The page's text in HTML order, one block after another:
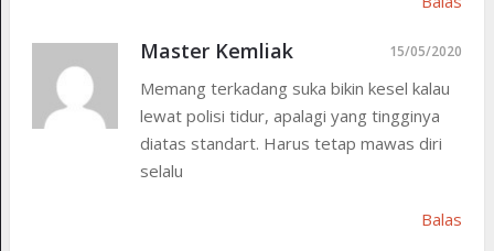
Master Kemliak 15/05/2020
Memang terkadang suka bikin kesel kalau
lewat polisi tidur, apalagi yang tingginya
diatas standart. Harus tetap mawas diri
selalu
Balas